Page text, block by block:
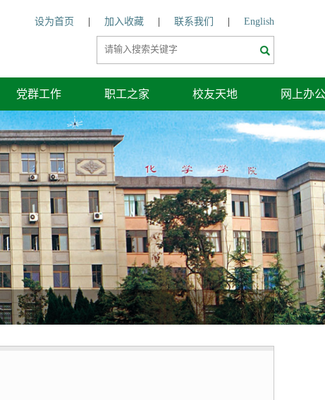
English
联系我们
加入收藏
设为首页
党群工作 职工之家 校友天地 网上办公